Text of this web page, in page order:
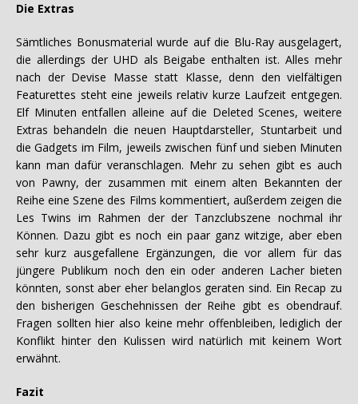
Die Extras
Sämtliches Bonusmaterial wurde auf die Blu-Ray ausgelagert,
die allerdings der UHD als Beigabe enthalten ist. Alles mehr
nach der Devise Masse statt Klasse, denn den vielfältigen
Featurettes steht eine jeweils relativ kurze Laufzeit entgegen.
Elf Minuten entfallen alleine auf die Deleted Scenes, weitere
Extras behandeln die neuen Hauptdarsteller, Stuntarbeit und
die Gadgets im Film, jeweils zwischen fünf und sieben Minuten
kann man dafür veranschlagen. Mehr zu sehen gibt es auch
von Pawny, der zusammen mit einem alten Bekannten der
Reihe eine Szene des Films kommentiert, außerdem zeigen die
Les Twins im Rahmen der der Tanzclubszene nochmal ihr
Können. Dazu gibt es noch ein paar ganz witzige, aber eben
sehr kurz ausgefallene Ergänzungen, die vor allem für das
jüngere Publikum noch den ein oder anderen Lacher bieten
könnten, sonst aber eher belanglos geraten sind. Ein Recap zu
den bisherigen Geschehnissen der Reihe gibt es obendrauf.
Fragen sollten hier also keine mehr offenbleiben, lediglich der
Konflikt hinter den Kulissen wird natürlich mit keinem Wort
erwähnt.
Fazit